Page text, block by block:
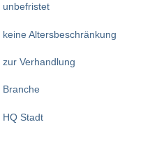
unbefristet
keine Altersbeschränkung
zur Verhandlung
Branche
HQ Stadt